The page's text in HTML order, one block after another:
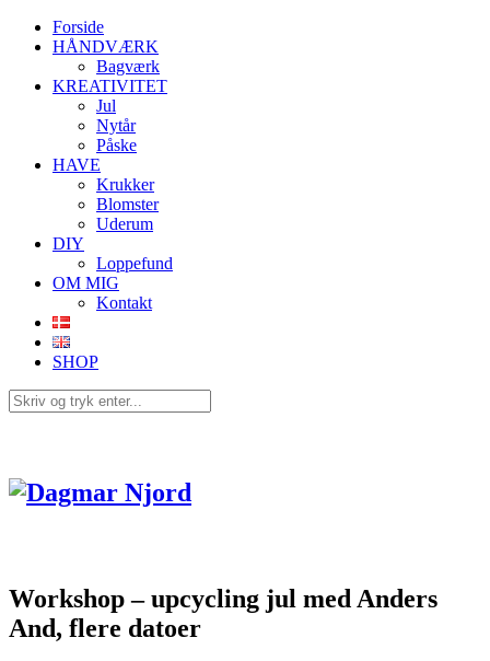
Forside
HÅNDVÆRK
Bagværk
KREATIVITET
Jul
Nytår
Påske
HAVE
Krukker
Blomster
Uderum
DIY
Loppefund
OM MIG
Kontakt
SHOP
Workshop – upcycling jul med Anders
And, flere datoer